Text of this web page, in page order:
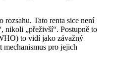
rozsahu. Tato renta sice není
nikoli „přeživší“. Postupně to
to vidí jako závažný
pro jejich